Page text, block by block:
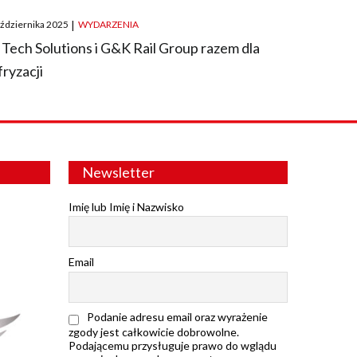
2025 | WYDARZENIA
Tech Solutions i G&K Rail Group razem dla
Newsletter
Imię lub Imię i Nazwisko
Email
Podanie adresu email oraz wyrażenie
zgody jest całkowicie dobrowolne.
Podającemu przysługuje prawo do wglądu